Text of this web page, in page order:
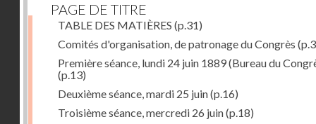
PAGE DE TITRE
TABLE DES MATIÈRES (p.31)
Comités d'organisation, de patronage du Congrès
Première séance, lundi 24 juin 1889 (Bureau du
(p.13)
Deuxième séance, mardi 25 juin(p.16)
Troisième séance, mercredi 26 juin(p.18)